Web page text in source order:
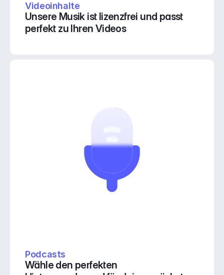
Videoinhalte
Unsere Musik ist lizenzfrei und passt
perfekt zu Ihren Videos
Podcasts
Wähle den perfekten